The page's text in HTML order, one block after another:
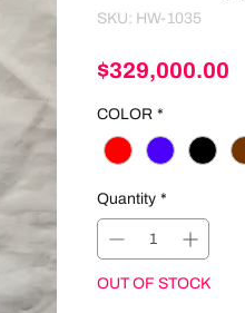
SKU: HW-1035
$329,000.00
COLOR *
Quantity *
OUT OF STOCK